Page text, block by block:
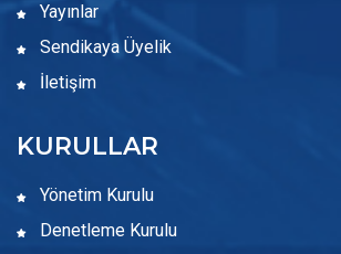
Yayınlar
Sendikaya Üyelik
İletişim
KURULLAR
Yönetim Kurulu
Denetleme Kurulu